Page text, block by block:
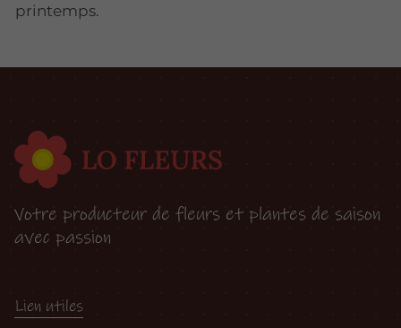
printemps.
Votre producteur de fleurs et plantes de saison
avec passion
Lien utiles